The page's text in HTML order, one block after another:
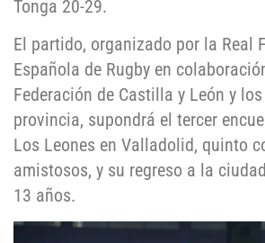
Tonga 20-29.
El partido, organizado por la Real
Española de Rugby en
Federación de Castilla y León y
provincia, supondrá el tercer
Los Leones en Valladolid, quinto
amistosos, y su regreso a la
13 años.